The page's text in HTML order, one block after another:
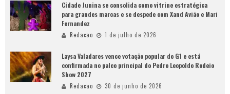
Cidade Junina se consolida como vitrine estratégica
para grandes marcas e se despede com Xand Avião e Mari
Fernandez
Redacao 1 de julho de 2026
Laysa Valadares vence votação popular do G1 e está
confirmada no palco principal do Pedro Leopoldo Rodeio
Show 2027
Redacao 30 de junho de 2026